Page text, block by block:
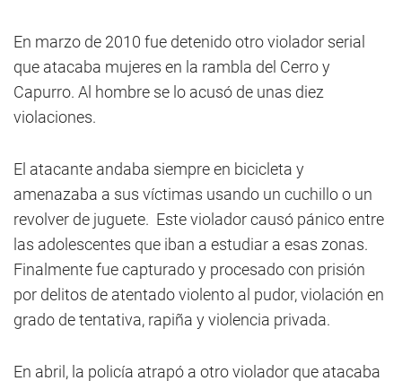
En marzo de 2010 fue detenido otro violador serial
que atacaba mujeres en la rambla del Cerro y
Capurro. Al hombre se lo acusó de unas diez
violaciones.
El atacante andaba siempre en bicicleta y
amenazaba a sus víctimas usando un cuchillo o un
revolver de juguete. Este violador causó pánico entre
las adolescentes que iban a estudiar a esas zonas.
Finalmente fue capturado y procesado con prisión
por delitos de atentado violento al pudor, violación en
grado de tentativa, rapiña y violencia privada.
En abril, la policía atrapó a otro violador que atacaba